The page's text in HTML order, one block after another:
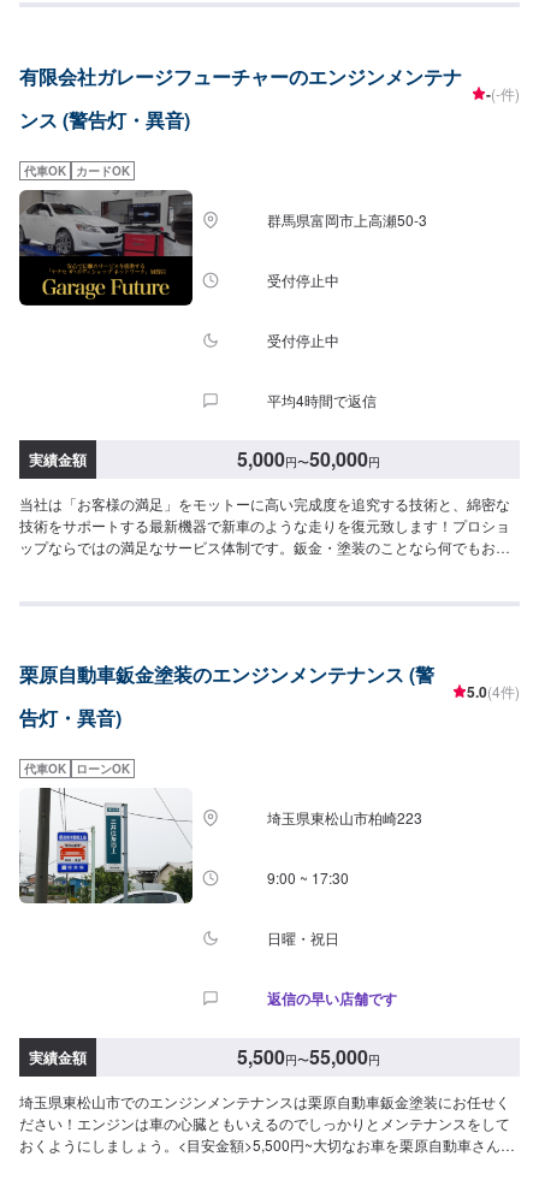
にお客様の大切な思い出を乗せた日常を彩る大切な相棒であり、熟練の職人
した上で、長年培った技術力を駆使して最適な方法のご提案をさせていただ
きます。スバル車に関しましては他社様でお断りされる様な内容でも承って
います。ぜひ、お問い合わせください！--------------------------------------------------
だければ作業開始【4】仕上がり次第納車-----納期について-----納期は通常2~3
日程度で納車となります。納期は前後する場合がございます。予め、ご了承
ください。-----パーツ持ち込みについて-----パーツの持ち込み可能です。オフ
ァーにて詳細をお願い致します。-----代車について-----無料の代車をご用意し
ています。お車の作業中は代車をご利用ください。※代車の燃料代はお客様に
ご負担いただいております。-----ご来店時の注意、受付方法-----当工場は竹の
くら様を過ぎ左手にMMM様の看板がある所を右折していただければ工場があ
話いただければと思います。入庫の際はお気をつけてお越しください。駐車
【定休日・営業時間】定休日：日曜日、祝日営業時間：9:00~18:00
有限会社ガレージフューチャーのエンジンメンテナ
ンス (警告灯・異音)
-(-件)
代車OK カードOK
群馬県富岡市上高瀬50-3
受付停止中
受付停止中
平均4時間で返信
実績金額 5,000円〜50,000円
当社は「お客様の満足」をモットーに高い完成度を追究する技術と、綿密な
技術をサポートする最新機器で新車のような走りを復元致します！プロショ
ップならではの満足なサービス体制です。鈑金・塗装のことなら何でもお気
スピーディに、より完全に仕上げます。--------------------------------------------------
となります。納期は前後する場合がございます。予め、ご了承ください。-----
代車について-----無料の代車をご用意しています。お車の作業中は代車をご利
用ください。※代車の燃料代はお客様にご負担いただいております。-----ご来
庫の際はお気をつけてお越しください。駐車スペースは20台完備しておりま
す。受付はスタッフへ「メンテモで予約しました」とお伝えください。ご案
内いたします。【定休日・営業時間】定休日：日曜日、祝日営業時間：
9:30~18:30
栗原自動車鈑金塗装のエンジンメンテナンス (警
告灯・異音)
5.0(4件)
代車OK ローンOK
埼玉県東松山市柏崎223
9:00 ~ 17:30
日曜・祝日
返信の早い店舗です
実績金額 5,500円〜55,000円
埼玉県東松山市でのエンジンメンテナンスは栗原自動車鈑金塗装にお任せく
ださい！エンジンは車の心臓ともいえるのでしっかりとメンテナンスをして
おくようにしましょう。<目安金額>5,500円~大切なお車を栗原自動車さんへ